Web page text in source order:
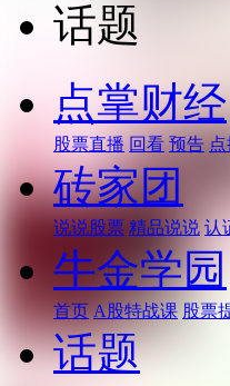
话题
点掌财经
股票直播 回看 预告
砖家团
说说股票 精品说说 认
牛金学园
首页 A股特战课 股票
话题